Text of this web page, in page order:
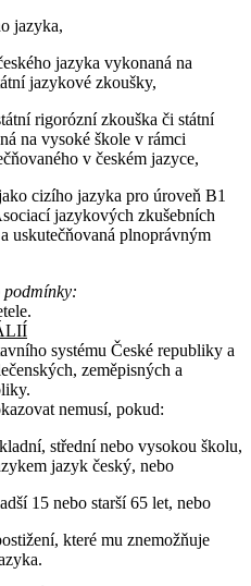
jazyka,
jazyka vykonaná na
jazykové zkoušky,
rigorózní zkouška či státní
na vysoké škole v rámci
v českém jazyce,
cizího jazyka pro úroveň B1
jazykových zkušebních
uskutečňovaná plnoprávným
podmínky:
systému České republiky a
zeměpisných a
nemusí, pokud:
střední nebo vysokou školu,
jazyk český, nebo
15 nebo starší 65 let, nebo
které mu znemožňuje